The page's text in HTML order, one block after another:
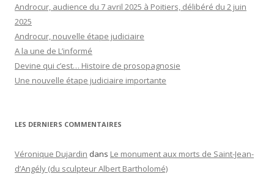
Androcur, audience du 7 avril 2025 à Poitiers, délibéré du 2 juin
2025
Androcur, nouvelle étape judiciaire
A la une de L’informé
Devine qui c’est… Histoire de prosopagnosie
Une nouvelle étape judiciaire importante
LES DERNIERS COMMENTAIRES
Véronique Dujardin dans Le monument aux morts de Saint-Jean-
d’Angély (du sculpteur Albert Bartholomé)